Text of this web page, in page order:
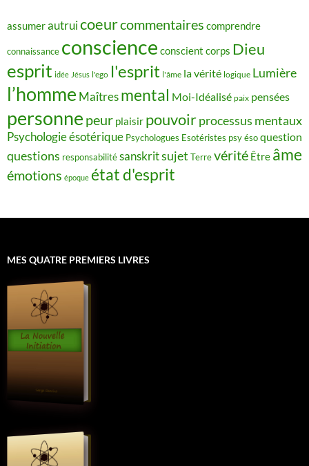
assumerautruicoeurcommentaires comprendre
connaissance conscience conscient corps Dieu
esprit idée Jésus l'ego l'esprit l'âme la vérité logique Lumière
l’homme Maîtres mental Moi-Idéalisé paix pensées
personne peur plaisir pouvoirprocessus mentaux
Psychologie ésotérique Psychologues Esotéristes psy ésoquestion
questions responsabilitésanskritsujet Terrevérité Être âme
émotions époque état d'esprit
MES QUATRE PREMIERS LIVRES